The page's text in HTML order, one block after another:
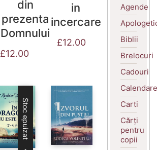
din
prezenta
Domnului
£12.00
in
incercare
£12.00
Stoc epuizat
Agende
Biblii
Brelocuri
Cadouri
Calendare
Carti
Cărți
pentru
copii